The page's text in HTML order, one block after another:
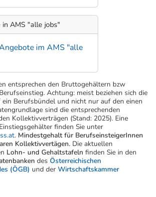
AMS "alle jobs"
im AMS "alle
entsprechen den Bruttogehältern bzw
Achtung: meist beziehen sich die
Berufsbündel und nicht nur auf den einen
sind die entsprechenden
Kollektivverträgen (Stand: 2025). Eine
finden Sie unter
. Mindestgehalt für BerufseinsteigerInnen
Kollektivvertägen. Die aktuellen
Lohn- und Gehaltstafeln finden Sie in den
des Österreichischen
(ÖGB) und der Wirtschaftskammer